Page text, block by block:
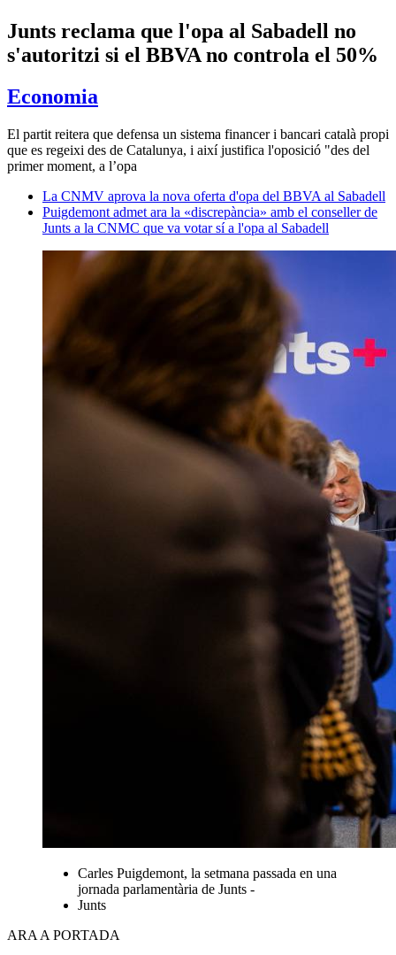
Junts reclama que l'opa al Sabadell no
s'autoritzi si el BBVA no controla el 50%
Economia
El partit reitera que defensa un sistema financer i bancari català propi
que es regeixi des de Catalunya, i així justifica l'oposició "des del
primer moment, a l’opa
La CNMV aprova la nova oferta d'opa del BBVA al Sabadell
Puigdemont admet ara la «discrepància» amb el conseller de
Junts a la CNMC que va votar sí a l'opa al Sabadell
Carles Puigdemont, la setmana passada en una
jornada parlamentària de Junts -
Junts
ARA A PORTADA